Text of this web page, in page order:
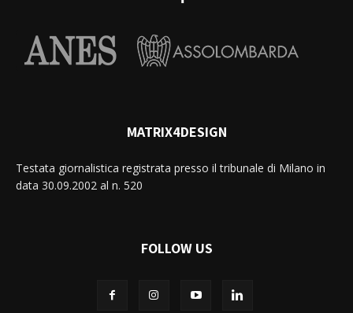
MATRIX4DESIGN
Testata giornalistica registrata presso il tribunale di Milano in
data 30.09.2002 al n. 520
FOLLOW US